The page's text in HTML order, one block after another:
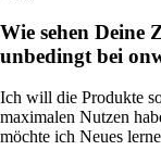
Mehr
Wie sehen Deine
unbedingt bei
Ich will die Produkte
maximalen Nutzen
möchte ich Neues